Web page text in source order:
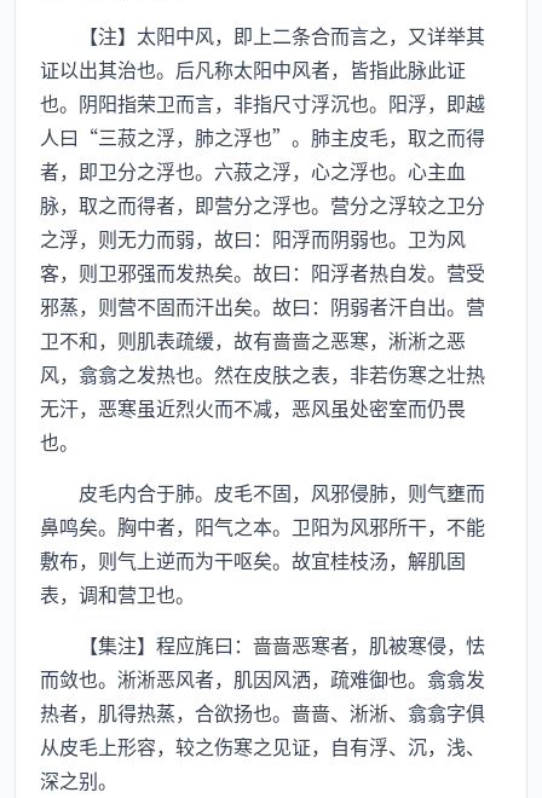
【注】太阳中风，即上二条合而言之，又详举其
证以出其治也。后凡称太阳中风者，皆指此脉此证
也。阴阳指荣卫而言，非指尺寸浮沉也。阳浮，即越
人曰“三菽之浮，肺之浮也”。肺主皮毛，取之而得
者，即卫分之浮也。六菽之浮，心之浮也。心主血
脉，取之而得者，即营分之浮也。营分之浮较之卫分
之浮，则无力而弱，故曰：阳浮而阴弱也。卫为风
客，则卫邪强而发热矣。故曰：阳浮者热自发。营受
邪蒸，则营不固而汗出矣。故曰：阴弱者汗自出。营
卫不和，则肌表疏缓，故有啬啬之恶寒，淅淅之恶
风，翕翕之发热也。然在皮肤之表，非若伤寒之壮热
无汗，恶寒虽近烈火而不减，恶风虽处密室而仍畏
也。
皮毛内合于肺。皮毛不固，风邪侵肺，则气壅而
鼻鸣矣。胸中者，阳气之本。卫阳为风邪所干，不能
敷布，则气上逆而为干呕矣。故宜桂枝汤，解肌固
表，调和营卫也。
【集注】程应旄曰：啬啬恶寒者，肌被寒侵，怯
而敛也。淅淅恶风者，肌因风洒，疏难御也。翕翕发
热者，肌得热蒸，合欲扬也。啬啬、淅淅、翕翕字俱
从皮毛上形容，较之伤寒之见证，自有浮、沉，浅、
深之别。